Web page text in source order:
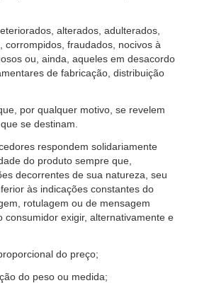
alterados, adulterados,
corrompidos, fraudados, nocivos à
ou, ainda, aqueles em desacordo
de fabricação, distribuição
por qualquer motivo, se revelem
se destinam.
respondem solidariamente
do produto sempre que,
decorrentes de sua natureza, seu
às indicações constantes do
rotulagem ou de mensagem
consumidor exigir, alternativamente e
do preço;
do peso ou medida;